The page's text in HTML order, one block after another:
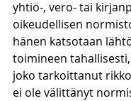
yhtiö-, vero- tai
oikeudellisen
hänen katsotaan
toimineen
joko tarkoittanut
ei ole välittänyt